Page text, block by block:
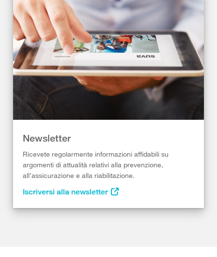
Newsletter
Ricevete regolarmente informazioni affidabili su
argomenti di attualità relativi alla prevenzione,
all’assicurazione e alla riabilitazione.
Iscriversi alla newsletter